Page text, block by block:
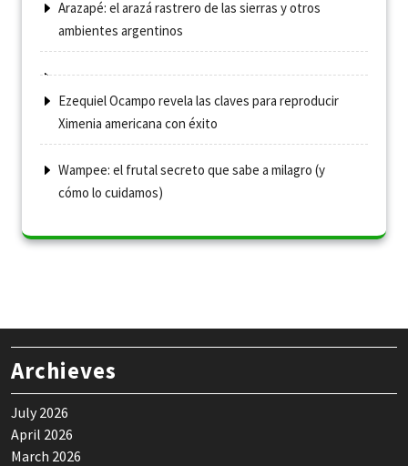
Arazapé: el arazá rastrero de las sierras y otros
ambientes argentinos
Ezequiel Ocampo revela las claves para reproducir
Ximenia americana con éxito
Wampee: el frutal secreto que sabe a milagro (y
cómo lo cuidamos)
Archieves
July 2026
April 2026
March 2026